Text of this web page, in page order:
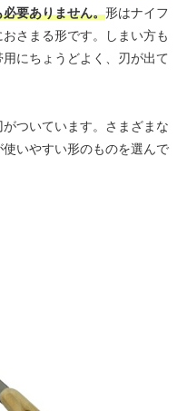
要ありません。形はナイフ
さまる形です。しまい方も
にちょうどよく、刃が出て
ついています。さまざまな
いやすい形のものを選んで